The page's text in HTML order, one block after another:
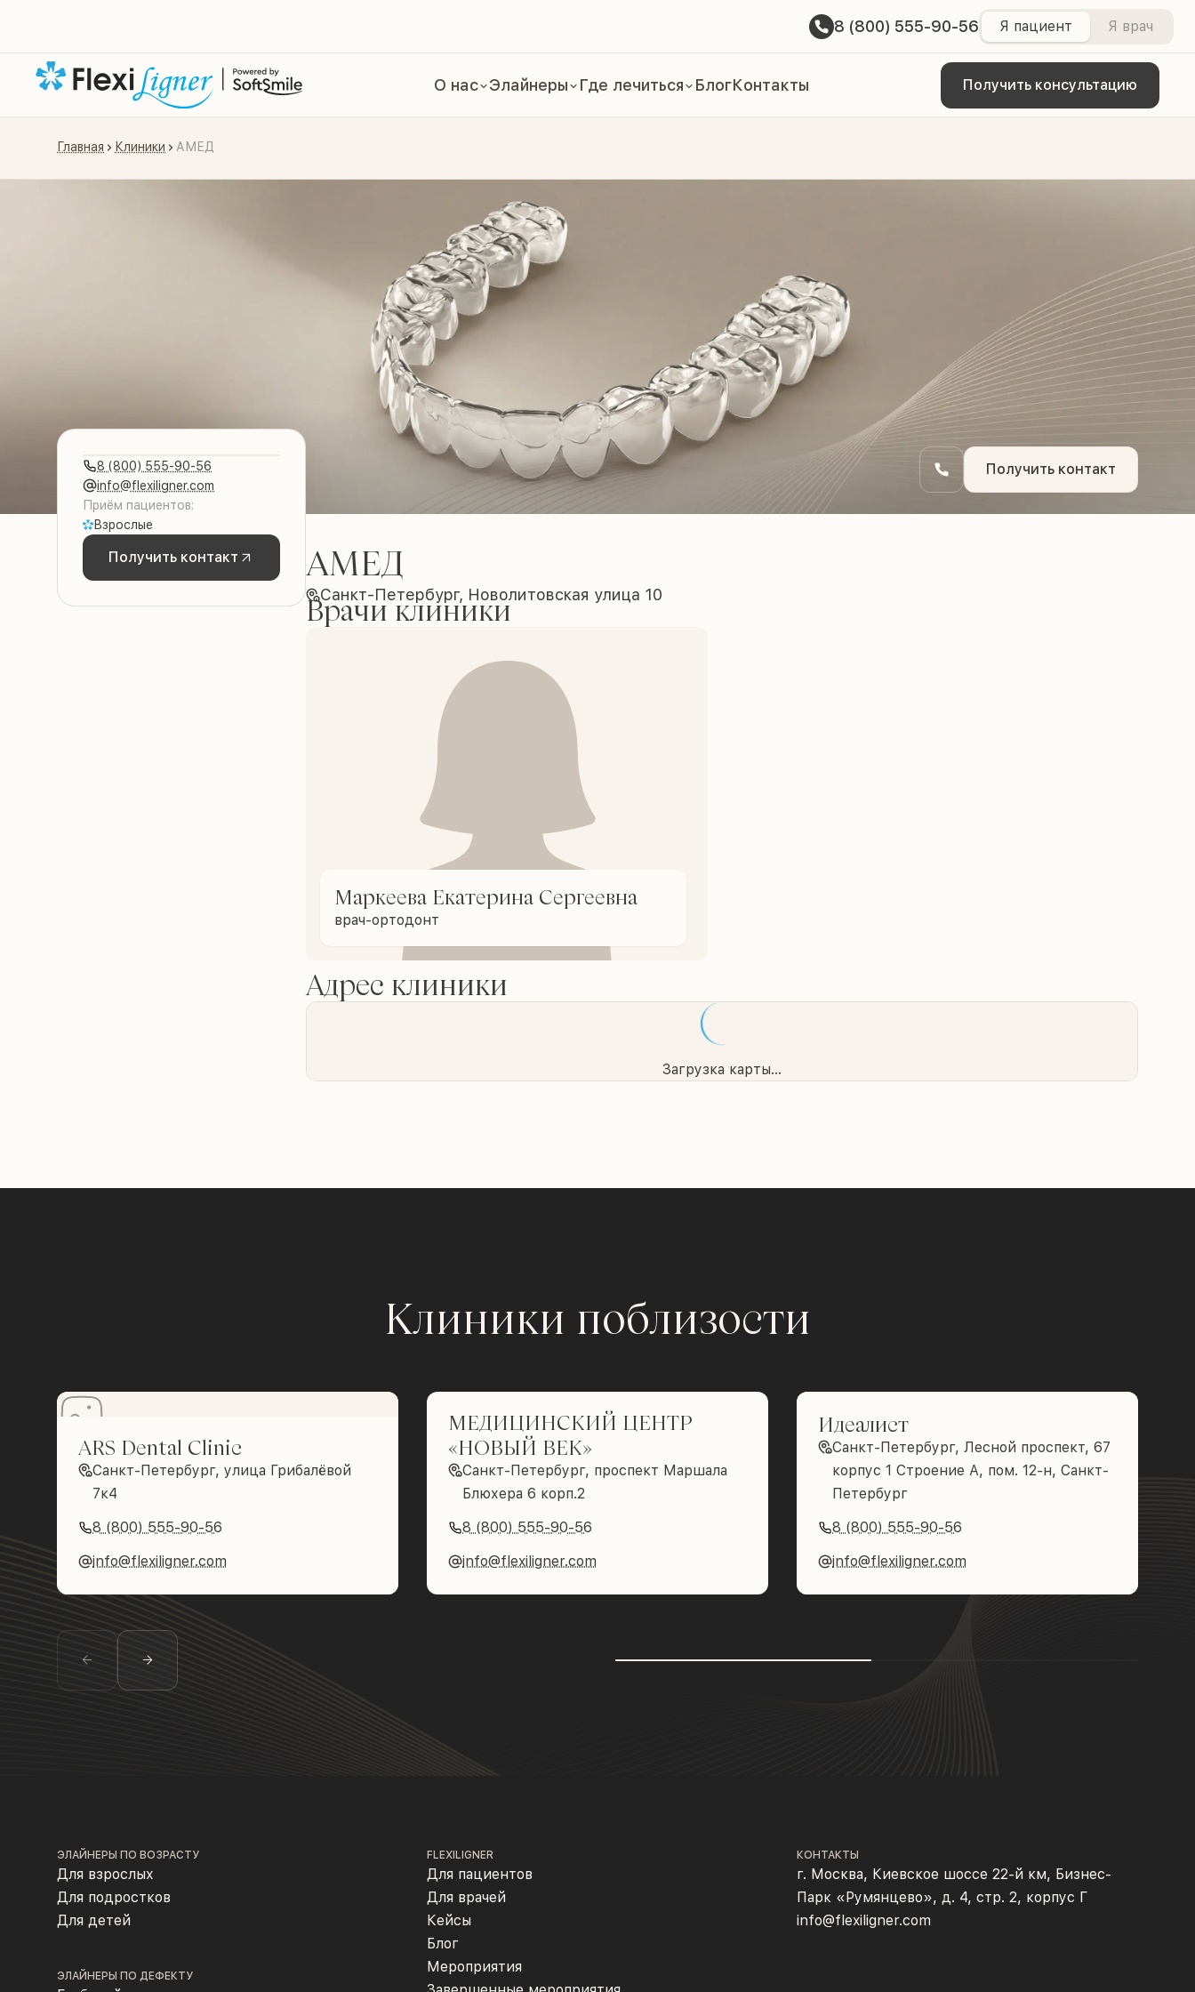
8 (800) 555-90-56 Я пациент Я врач
О нас Элайнеры Где лечиться БлогКонтакты Получить консультацию
Главная Клиники АМЕД
Получить контакт
8 (800) 555-90-56
info@flexiligner.com
Приём пациентов:
Взрослые
Получить контакт АМЕД
Санкт-Петербург, Новолитовская улица 10
Врачи клиники
Маркеева Екатерина Сергеевна
врач-ортодонт
Адрес клиники
Загрузка карты...
Клиники поблизости
ARS Dental Clinic
Санкт-Петербург, улица Грибалёвой
7к4
8 (800) 555-90-56
info@flexiligner.com
МЕДИЦИНСКИЙ ЦЕНТР
«НОВЫЙ ВЕК»
Санкт-Петербург, проспект Маршала
Блюхера 6 корп.2
8 (800) 555-90-56
info@flexiligner.com
Идеалист
Санкт-Петербург, Лесной проспект, 67
корпус 1 Строение А, пом. 12-н, Санкт-
Петербург
8 (800) 555-90-56
info@flexiligner.com
ЭЛАЙНЕРЫ ПО ВОЗРАСТУ
Для взрослых
Для подростков
Для детей
ЭЛАЙНЕРЫ ПО ДЕФЕКТУ
FLEXILIGNER
Для пациентов
Для врачей
Кейсы
Блог
Мероприятия
КОНТАКТЫ
г. Москва, Киевское шоссе 22-й км, Бизнес-
Парк «Румянцево», д. 4, стр. 2, корпус Г
info@flexiligner.com